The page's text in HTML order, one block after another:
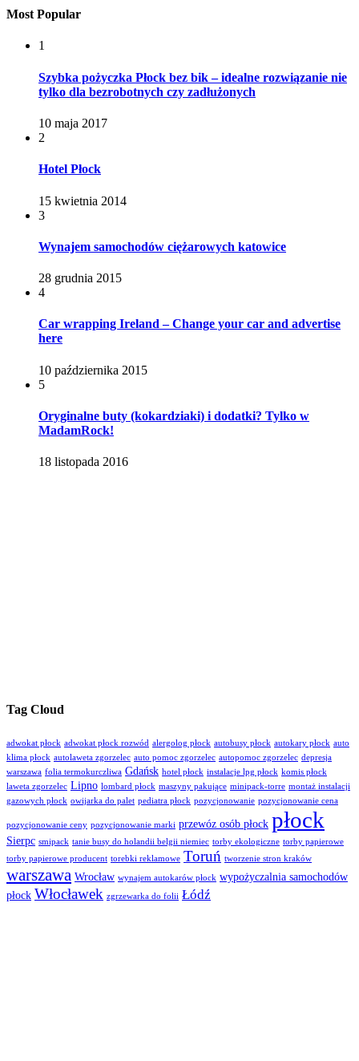
Most Popular
1
Szybka pożyczka Płock bez bik – idealne rozwiązanie nie
tylko dla bezrobotnych czy zadłużonych
10 maja 2017
2
Hotel Płock
15 kwietnia 2014
3
Wynajem samochodów ciężarowych katowice
28 grudnia 2015
4
Car wrapping Ireland – Change your car and advertise
here
10 października 2015
5
Oryginalne buty (kokardziaki) i dodatki? Tylko w
MadamRock!
18 listopada 2016
Tag Cloud
adwokat płock adwokat płock rozwód alergolog płock autobusy płock autokary płock auto
klima płock autolaweta zgorzelec auto pomoc zgorzelec autopomoc zgorzelec depresja
warszawa folia termokurczliwa Gdańsk hotel płock instalacje lpg płock komis płock
laweta zgorzelec Lipno lombard płock maszyny pakujące minipack-torre montaż instalacji
gazowych płock owijarka do palet pediatra płock pozycjonowanie pozycjonowanie cena
pozycjonowanie ceny pozycjonowanie marki przewóz osób płock płock
Sierpc smipack tanie busy do holandii belgii niemiec torby ekologiczne torby papierowe
torby papierowe producent torebki reklamowe Toruń tworzenie stron kraków
warszawa Wrocław wynajem autokarów płock wypożyczalnia samochodów
płock Włocławek zgrzewarka do folii Łódź